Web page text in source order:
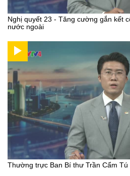
Nghị quyết 23 - Tăng cường gắn kết
nước ngoài
Thường trực Ban Bí thư Trần Cẩm